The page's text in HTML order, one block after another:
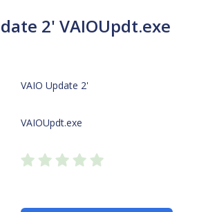
2' VAIOUpdt.exe
VAIO Update 2'
VAIOUpdt.exe